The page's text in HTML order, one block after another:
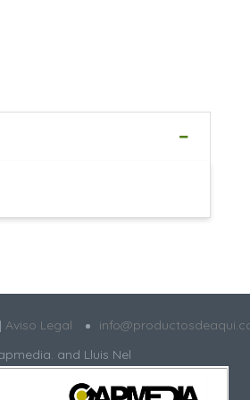
Aviso Legal
and Lluis Nel